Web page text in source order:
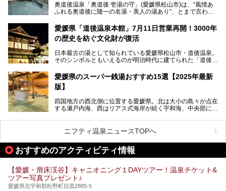
ポイントについて厳選してお届けします。読めばきっと、行
きたくなること間違いなし！
奥道後温泉「奥道後 壱湯の守」(愛媛県松山市)は、“風情あ
ふれる奥道後に随一の名湯・美人の湯あり”、とまで言われ
露天風呂。日々の生活から隔離された非日常感を味わえま
す。
ト。今回はニフティ温泉ライターである筆者自ら宿泊し、名
物の大露天風呂「翠明の湯」の全浴槽をご紹介。また、パブ
その魅力をご紹介します！
愛媛県「道後温泉本館」7月11日営業再開！3000年
の歴史を紡ぐ文化財が復活
日本最古の湯として知られている愛媛県松山市・道後温泉。
そのシンボルともいえるのが明治時代に建てられた「道後温
いた保存修理工事が終わり、いよいよ2024年7月11日から
全館営業再開となります。
愛媛県のスーパー銭湯おすすめ15選【2025年最新
版】
四国地方の西北側に位置する愛媛県。北は大小の島々が点在
する瀬戸内海、西はリアス式海岸が続く宇和海、中央部には
な自然と、温暖な気候が魅力の県です。
日本最古の温泉といわれる道後温泉を筆頭に、多くの温泉が
ある愛媛県は、スーパー銭湯も豊富です。中には、中四国地
方を代表する人気の施設も。今回は、愛媛県の誇るスーパー
銭湯をピックアップしました。
ニフティ温泉ニュースTOPへ
おすすめのアクティビティ情報
【愛媛・滑床渓谷】キャニオニング１DAYツアー！温泉チケット&
ツアー写真プレゼント♪
愛媛県北宇和郡松野町目黒2885-5